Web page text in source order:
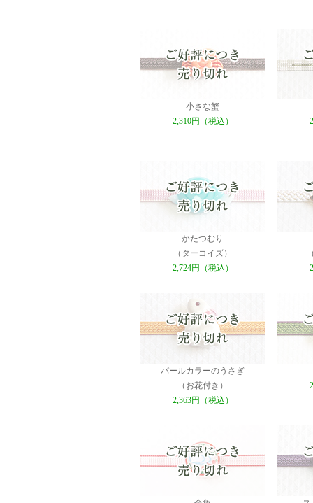
小さな蟹
2,310円（税込）
かたつむり
（ターコイズ）
2,724円（税込）
パールカラーのうさぎ
（お花付き）
2,363円（税込）